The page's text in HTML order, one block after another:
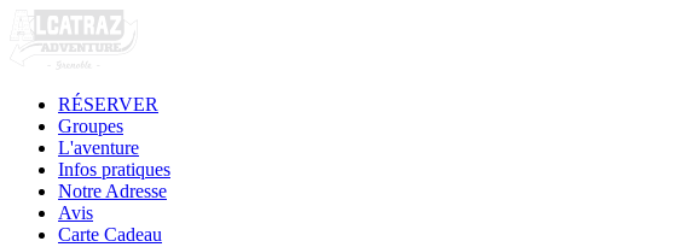
RÉSERVER
Groupes
L'aventure
Infos pratiques
Notre Adresse
Avis
Carte Cadeau